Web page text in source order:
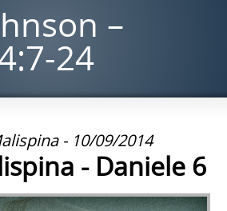
–
24
- 10/09/2014
- Daniele 6